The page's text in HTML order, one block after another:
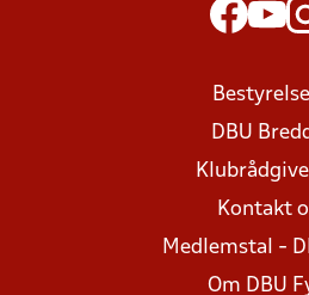
DBU
Kontakt
Medlemstal -
Om DBU